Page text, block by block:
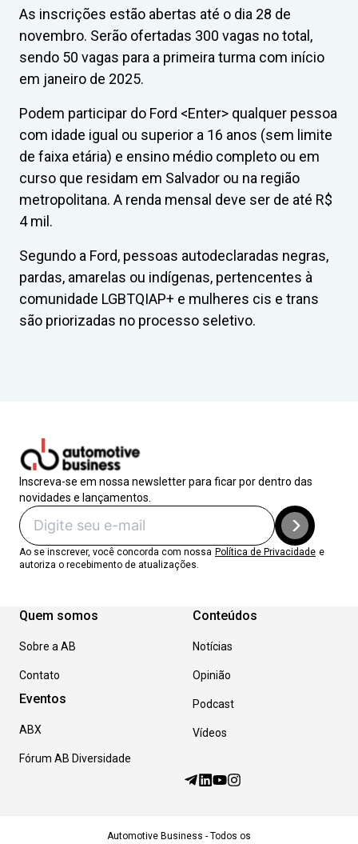
As inscrições estão abertas até o dia 28 de
novembro. Serão ofertadas 300 vagas no total,
sendo 50 vagas para a primeira turma com início
em janeiro de 2025.
Podem participar do Ford <Enter> qualquer pessoa
com idade igual ou superior a 16 anos (sem limite
de faixa etária) e ensino médio completo ou em
curso que residam em Salvador ou na região
metropolitana. A renda mensal deve ser de até R$
4 mil.
Segundo a Ford, pessoas autodeclaradas negras,
pardas, amarelas ou indígenas, pertencentes à
comunidade LGBTQIAP+ e mulheres cis e trans
são priorizadas no processo seletivo.
Inscreva-se em nossa newsletter para ficar por dentro das
novidades e lançamentos.
Ao se inscrever, você concorda com nossa Política de Privacidade e
autoriza o recebimento de atualizações.
Quem somos
Sobre a AB
Contato
Eventos
ABX
Fórum AB Diversidade
Conteúdos
Notícias
Opinião
Podcast
Vídeos
Automotive Business - Todos os